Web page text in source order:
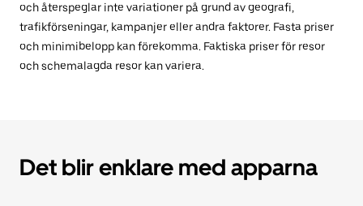
och återspeglar inte variationer på grund av geografi,
trafikförseningar, kampanjer eller andra faktorer. Fasta priser
och minimibelopp kan förekomma. Faktiska priser för resor
och schemalagda resor kan variera.
Det blir enklare med apparna